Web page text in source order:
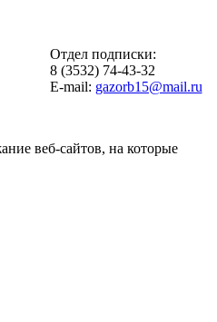
Отдел подписки:
8 (3532) 74-43-32
E-mail: gazorb15@mail.ru
веб-сайтов, на которые